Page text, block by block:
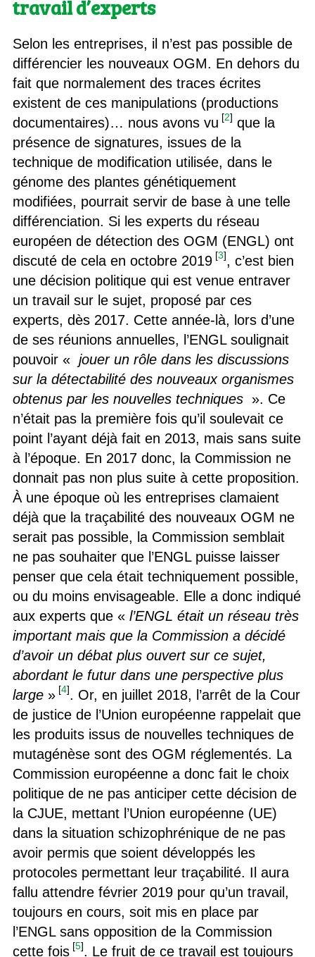
travail d’experts
Selon les entreprises, il n’est pas possible de
différencier les nouveaux OGM. En dehors du
fait que normalement des traces écrites
existent de ces manipulations (productions
documentaires)… nous avons vu [2] que la
présence de signatures, issues de la
technique de modification utilisée, dans le
génome des plantes génétiquement
modifiées, pourrait servir de base à une telle
différenciation. Si les experts du réseau
européen de détection des OGM (ENGL) ont
discuté de cela en octobre 2019 [3], c’est bien
une décision politique qui est venue entraver
un travail sur le sujet, proposé par ces
experts, dès 2017. Cette année-là, lors d’une
de ses réunions annuelles, l’ENGL soulignait
pouvoir « jouer un rôle dans les discussions
sur la détectabilité des nouveaux organismes
obtenus par les nouvelles techniques ». Ce
n’était pas la première fois qu’il soulevait ce
point l’ayant déjà fait en 2013, mais sans suite
à l’époque. En 2017 donc, la Commission ne
donnait pas non plus suite à cette proposition.
À une époque où les entreprises clamaient
déjà que la traçabilité des nouveaux OGM ne
serait pas possible, la Commission semblait
ne pas souhaiter que l’ENGL puisse laisser
penser que cela était techniquement possible,
ou du moins envisageable. Elle a donc indiqué
aux experts que « l’ENGL était un réseau très
important mais que la Commission a décidé
d’avoir un débat plus ouvert sur ce sujet,
abordant le futur dans une perspective plus
large» [4]. Or, en juillet 2018, l’arrêt de la Cour
de justice de l’Union européenne rappelait que
les produits issus de nouvelles techniques de
mutagénèse sont des OGM réglementés. La
Commission européenne a donc fait le choix
politique de ne pas anticiper cette décision de
la CJUE, mettant l’Union européenne (UE)
dans la situation schizophrénique de ne pas
avoir permis que soient développés les
protocoles permettant leur traçabilité. Il aura
fallu attendre février 2019 pour qu’un travail,
toujours en cours, soit mis en place par
l’ENGL sans opposition de la Commission
cette fois [5]. Le fruit de ce travail est toujours